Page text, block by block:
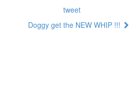
tweet
Doggy get the NEW WHIP !!!